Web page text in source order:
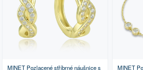
MINET Pozlacené stříbrné náušnice s
MINET